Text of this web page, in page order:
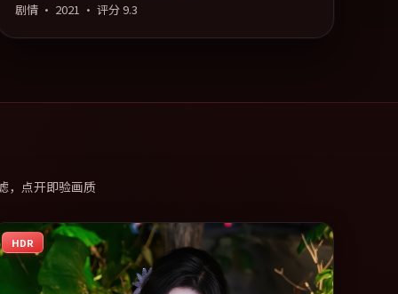
剧情· 2021 · 评分9.3
，点开即验画质
HDR